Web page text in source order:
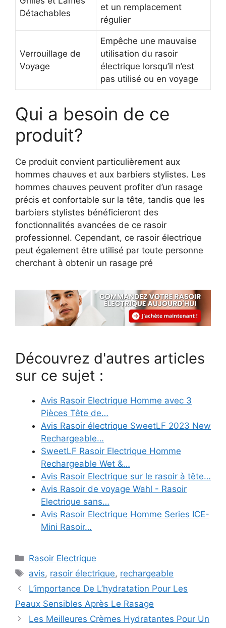
Détachables
et un remplacement
régulier
Verrouillage de
Voyage
Empêche une mauvaise
utilisation du rasoir
électrique lorsqu’il n’est
pas utilisé ou en voyage
Qui a besoin de ce
produit?
Ce produit convient particulièrement aux
hommes chauves et aux barbiers stylistes. Les
hommes chauves peuvent profiter d’un rasage
précis et confortable sur la tête, tandis que les
barbiers stylistes bénéficieront des
fonctionnalités avancées de ce rasoir
professionnel. Cependant, ce rasoir électrique
peut également être utilisé par toute personne
cherchant à obtenir un rasage pré
Découvrez d'autres articles
sur ce sujet :
Avis Rasoir Electrique Homme avec 3
Pièces Tête de…
Avis Rasoir électrique SweetLF 2023 New
Rechargeable…
SweetLF Rasoir Electrique Homme
Rechargeable Wet &…
Avis Rasoir Electrique sur le rasoir à tête…
Avis Rasoir de voyage Wahl - Rasoir
Electrique sans…
Avis Rasoir Electrique Homme Series ICE-
Mini Rasoir…
Catégories
Rasoir Electrique
Étiquettes
avis, rasoir électrique, rechargeable
L’importance De L’hydratation Pour Les
Peaux Sensibles Après Le Rasage
Les Meilleures Crèmes Hydratantes Pour Un